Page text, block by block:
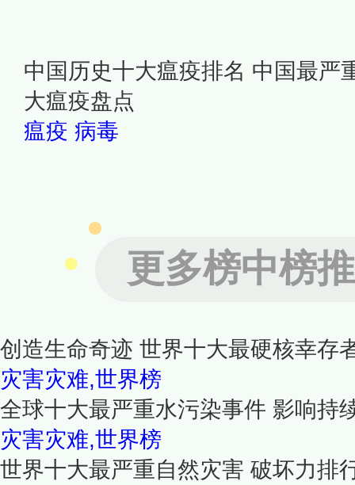
中国历史十大瘟疫排名 中国最严
大瘟疫盘点
瘟疫 病毒
更多榜中榜
创造生命奇迹 世界十大最硬核幸存
灾害灾难,世界榜
全球十大最严重水污染事件 影响持
灾害灾难,世界榜
世界十大最严重自然灾害 破坏力排